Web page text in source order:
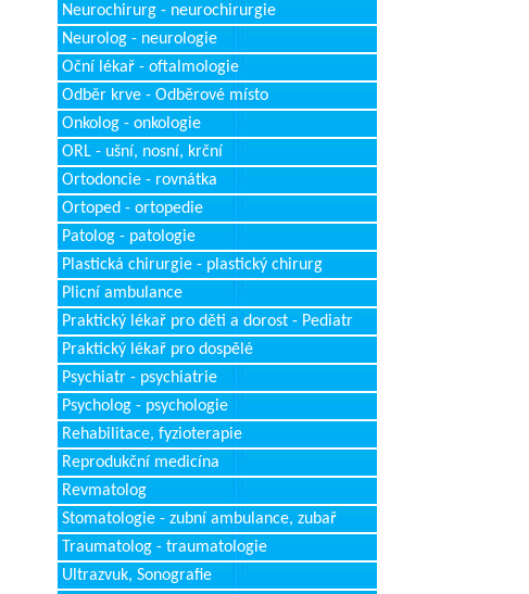
Neurochirurg - neurochirurgie
Neurolog - neurologie
Oční lékař - oftalmologie
Odběr krve - Odběrové místo
Onkolog - onkologie
ORL - ušní, nosní, krční
Ortodoncie - rovnátka
Ortoped - ortopedie
Patolog - patologie
Plastická chirurgie - plastický chirurg
Plicní ambulance
Praktický lékař pro děti a dorost - Pediatr
Praktický lékař pro dospělé
Psychiatr - psychiatrie
Psycholog - psychologie
Rehabilitace, fyzioterapie
Reprodukční medicína
Revmatolog
Stomatologie - zubní ambulance, zubař
Traumatolog - traumatologie
Ultrazvuk, Sonografie